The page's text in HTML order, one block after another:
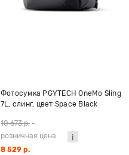
Фотосумка PGYTECH OneMo Sling
7L, слинг, цвет Space Black
10 673 р. -
розничная цена
8 529 р.